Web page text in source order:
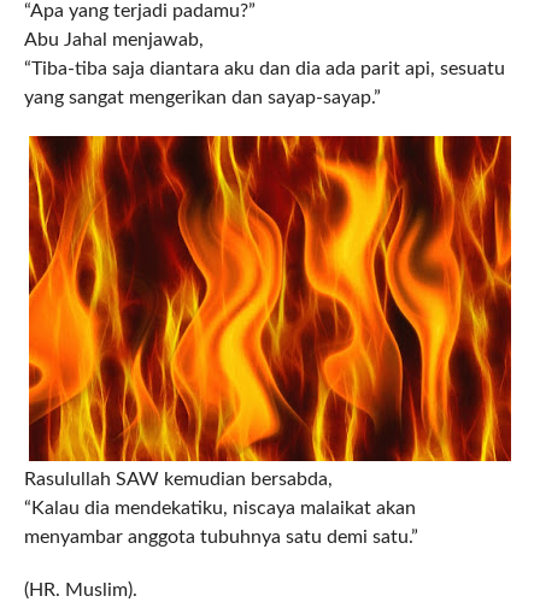
“Apa yang terjadi padamu?”
Abu Jahal menjawab,
“Tiba-tiba saja diantara aku dan dia ada parit api, sesuatu
yang sangat mengerikan dan sayap-sayap.”
Rasulullah SAW kemudian bersabda,
“Kalau dia mendekatiku, niscaya malaikat akan
menyambar anggota tubuhnya satu demi satu.”
(HR. Muslim).